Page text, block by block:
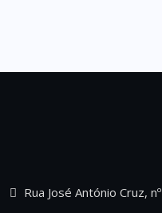
Rua José António Cruz,